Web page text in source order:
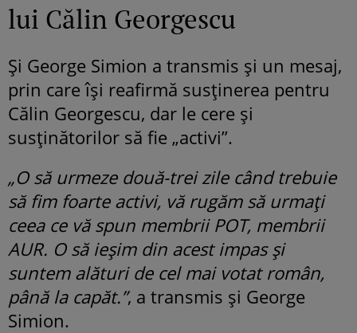
lui Călin Georgescu
Și George Simion a transmis și un mesaj,
prin care își reafirmă susținerea pentru
Călin Georgescu, dar le cere și
susținătorilor să fie „activi”.
„O să urmeze două-trei zile când trebuie
să fim foarte activi, vă rugăm să urmați
ceea ce vă spun membrii POT, membrii
AUR. O să ieșim din acest impas și
suntem alături de cel mai votat român,
până la capăt.”, a transmis și George
Simion.